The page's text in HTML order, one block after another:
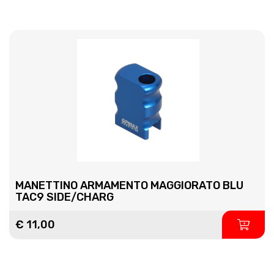
MANETTINO ARMAMENTO MAGGIORATO BLU
TAC9 SIDE/CHARG
€ 11,00